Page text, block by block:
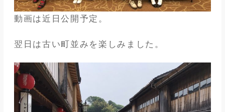
動画は近日公開予定。
翌日は古い町並みを楽しみました。